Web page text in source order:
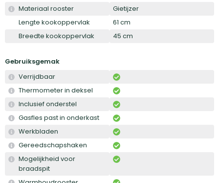
Materiaal rooster
Gietijzer
Lengte kookoppervlak
61 cm
Breedte kookoppervlak
45 cm
Gebruiksgemak
Verrijdbaar
Thermometer in deksel
Inclusief onderstel
Gasfles past in onderkast
Werkbladen
Gereedschapshaken
Mogelijkheid voor
braadspit